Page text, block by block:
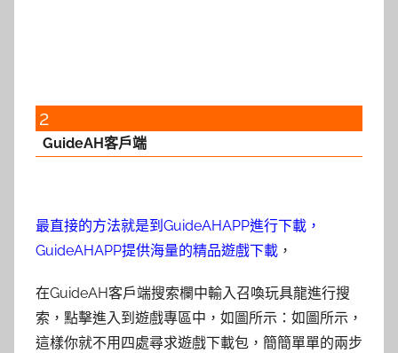
2
GuideAH客戶端
最直接的方法就是到GuideAHAPP進行下載，
GuideAHAPP提供海量的精品遊戲下載 ，
在GuideAH客戶端搜索欄中輸入召喚玩具龍進行搜
索，點擊進入到遊戲專區中，如圖所示：如圖所示，
這樣你就不用四處尋求遊戲下載包，簡簡單單的兩步